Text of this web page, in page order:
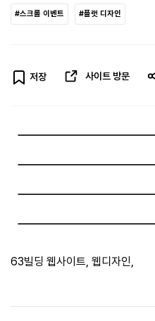
#스크롤 이벤트 #플랫 디자인
저장 사이트 방문
63빌딩 웹사이트, 웹디자인,